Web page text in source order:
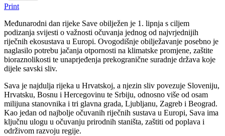
Print
Međunarodni dan rijeke Save obilježen je 1. lipnja s ciljem
podizanja svijesti o važnosti očuvanja jednog od najvrjednijih
riječnih ekosustava u Europi. Ovogodišnje obilježavanje posebno je
naglasilo potrebu jačanja otpornosti na klimatske promjene, zaštite
bioraznolikosti te unaprjeđenja prekogranične suradnje država koje
dijele savski sliv.
Sava je najdulja rijeka u Hrvatskoj, a njezin sliv povezuje Sloveniju,
Hrvatsku, Bosnu i Hercegovinu te Srbiju, odnosno više od osam
milijuna stanovnika i tri glavna grada, Ljubljanu, Zagreb i Beograd.
Kao jedan od najbolje očuvanih riječnih sustava u Europi, Sava ima
ključnu ulogu u očuvanju prirodnih staništa, zaštiti od poplava i
održivom razvoju regije.